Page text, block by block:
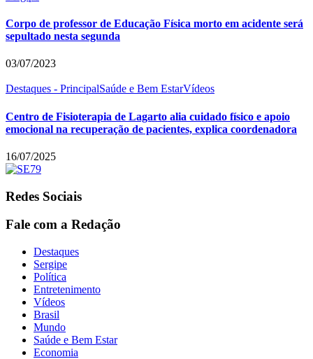
Corpo de professor de Educação Física morto em acidente será
sepultado nesta segunda
03/07/2023
Destaques - PrincipalSaúde e Bem EstarVídeos
Centro de Fisioterapia de Lagarto alia cuidado físico e apoio
emocional na recuperação de pacientes, explica coordenadora
16/07/2025
Redes Sociais
Fale com a Redação
Destaques
Sergipe
Política
Entretenimento
Vídeos
Brasil
Mundo
Saúde e Bem Estar
Economia